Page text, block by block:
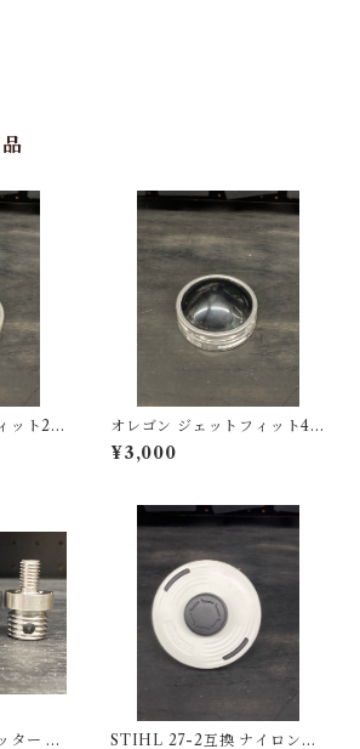
ット2本
ヘッド
オレゴン ジェットフィット4本
互換 ナイロンカッターヘッド
¥3,000
ター 国
STIHL 27-2互換 ナイロンカ